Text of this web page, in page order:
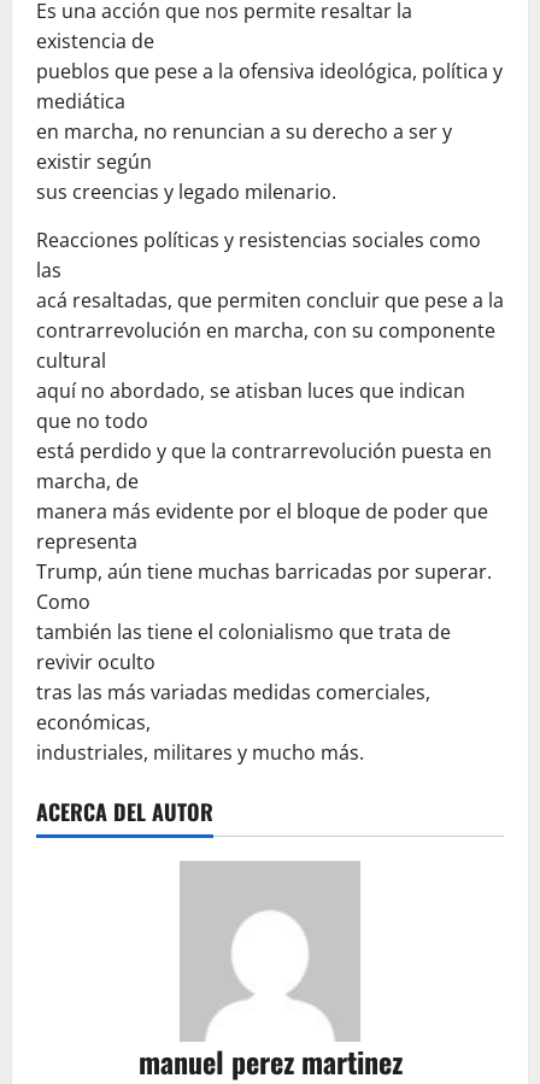
Es una acción que nos permite resaltar la
existencia de
pueblos que pese a la ofensiva ideológica, política y
mediática
en marcha, no renuncian a su derecho a ser y
existir según
sus creencias y legado milenario.
Reacciones políticas y resistencias sociales como
las
acá resaltadas, que permiten concluir que pese a la
contrarrevolución en marcha, con su componente
cultural
aquí no abordado, se atisban luces que indican
que no todo
está perdido y que la contrarrevolución puesta en
marcha, de
manera más evidente por el bloque de poder que
representa
Trump, aún tiene muchas barricadas por superar.
Como
también las tiene el colonialismo que trata de
revivir oculto
tras las más variadas medidas comerciales,
económicas,
industriales, militares y mucho más.
ACERCA DEL AUTOR
manuel perez martinez